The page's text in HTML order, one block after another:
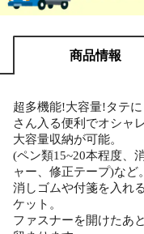
商品情報
超多機能!大容量!タテ
さん入る便利でオシャ
大容量収納が可能。
(ペン類15~20本程度、
ャー、修正テープ)など。
消しゴムや付箋を入れ
ケット。
ファスナーを開けたあ